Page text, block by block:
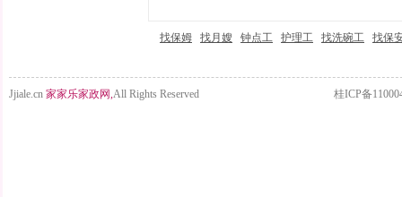
找保姆 找月嫂 钟点工 护理工 找洗碗工 找保
Jjiale.cn 家家乐家政网,All Rights Reserved 桂ICP备